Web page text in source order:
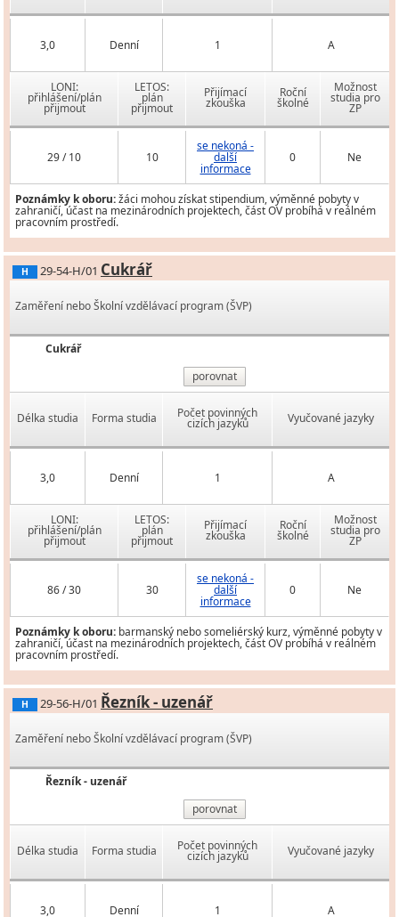
3,0 Denní 1 A
LONI:
přihlášení/plán
přijmout
LETOS:
plán
přijmout
Přijímací
zkouška
Roční
školné
Možnost
studia pro
ZP
29 / 10 10
se nekoná -
další
informace
0 Ne
Poznámky k oboru:žáci mohou získat stipendium, výměnné pobyty v
zahraničí, účast na mezinárodních projektech, část OV probíhá v reálném
pracovním prostředí.
H 29-54-H/01 Cukrář
Zaměření nebo Školní vzdělávací program (ŠVP)
Cukrář
porovnat
Délka studia Forma studia Počet povinných
cizích jazyků Vyučované jazyky
3,0 Denní 1 A
LONI:
přihlášení/plán
přijmout
LETOS:
plán
přijmout
Přijímací
zkouška
Roční
školné
Možnost
studia pro
ZP
86 / 30 30
se nekoná -
další
informace
0 Ne
Poznámky k oboru: barmanský nebo someliérský kurz, výměnné pobyty v
zahraničí, účast na mezinárodních projektech, část OV probíhá v reálném
pracovním prostředí.
H 29-56-H/01 Řezník - uzenář
Zaměření nebo Školní vzdělávací program (ŠVP)
Řezník - uzenář
porovnat
Délka studia Forma studia Počet povinných
cizích jazyků Vyučované jazyky
3,0 Denní 1 A